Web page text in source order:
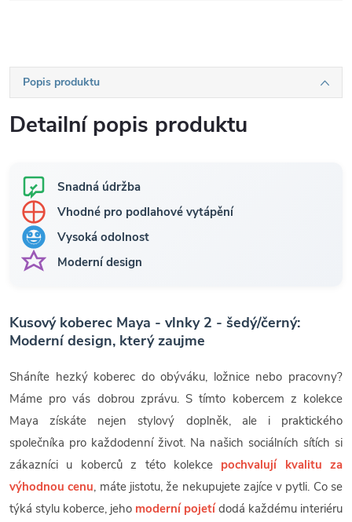
Popis produktu
Detailní popis produktu
Snadná údržba
Vhodné pro podlahové vytápění
Vysoká odolnost
Moderní design
Kusový koberec Maya - vlnky 2 - šedý/černý:
Moderní design, který zaujme
Sháníte hezký koberec do obýváku, ložnice nebo pracovny?
Máme pro vás dobrou zprávu. S tímto kobercem z kolekce
Maya získáte nejen stylový doplněk, ale i praktického
společníka pro každodenní život. Na našich sociálních sítích si
zákazníci u koberců z této kolekce pochvalují kvalitu za
výhodnou cenu, máte jistotu, že nekupujete zajíce v pytli. Co se
týká stylu koberce, jeho moderní pojetí dodá každému interiéru